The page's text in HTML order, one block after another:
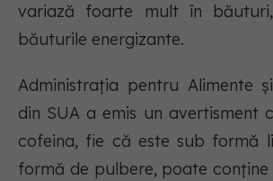
variază foarte mult în
băuturile energizante.
Administrația pentru Alimente
din SUA a emis un avertisment
cofeina, fie că este sub formă
formă de pulbere, poate